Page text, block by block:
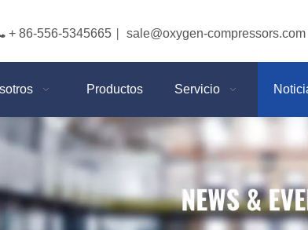
+ 86-556-5345665 sale@oxygen-compressors.com
Productos Servicio